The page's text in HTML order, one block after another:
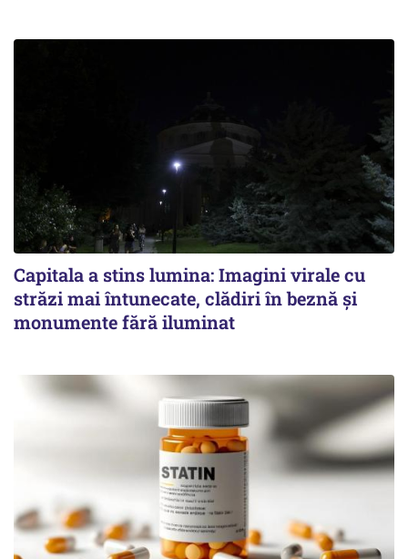
Capitala a stins lumina: Imagini virale cu
străzi mai întunecate, clădiri în beznă și
monumente fără iluminat